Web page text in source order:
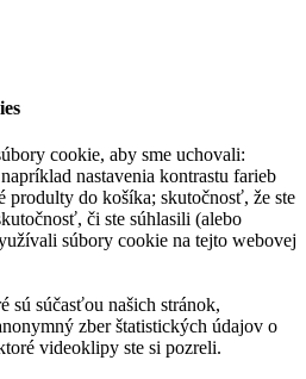
cookie, aby sme uchovali:
nastavenia kontrastu farieb
produlty do košíka; skutočnosť, že ste
či ste súhlasili (alebo
súbory cookie na tejto webovej
sú súčasťou našich stránok,
zber štatistických údajov o
videoklipy ste si pozreli.